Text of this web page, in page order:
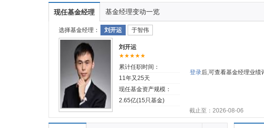
现任基金经理 基金经理变动一览
选择基金经理： 刘开运 于智伟
刘开运
★★★★★
累计任职时间：
11年又25天
现任基金资产规模：
2.65亿(15只基金)
登录后,可查看基金经理业绩
截止至：2026-08-06